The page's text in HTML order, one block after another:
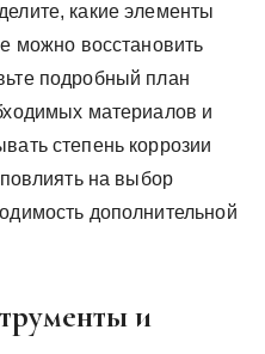
какие элементы
можно восстановить
подробный план
материалов и
степень коррозии
на выбор
дополнительной
и